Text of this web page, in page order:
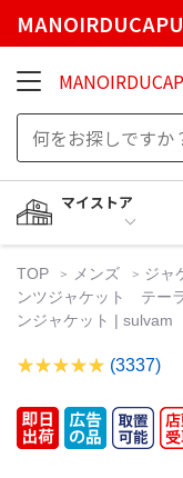
マイストア
TOP メンズ ジャ
ンツジャケット テー
ンジャケット | sulvam
(3337)